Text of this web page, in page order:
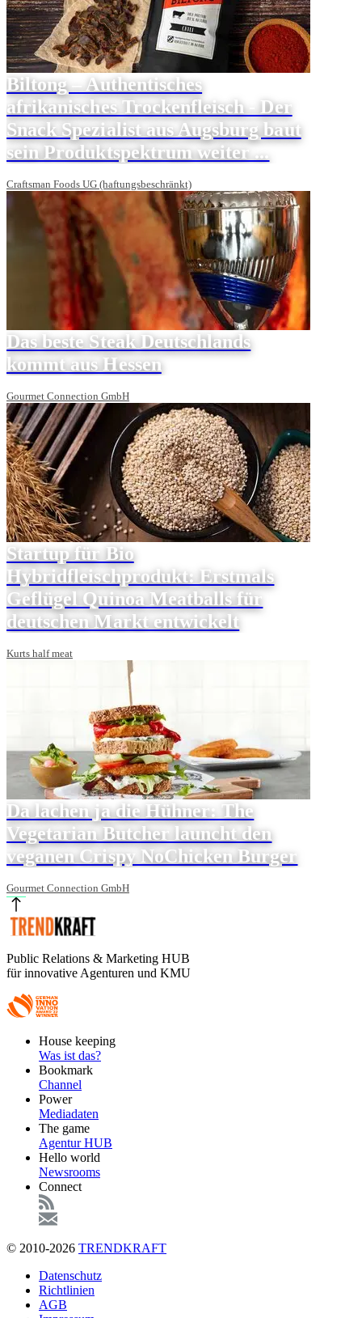
Biltong – Authentisches
afrikanisches Trockenfleisch - Der
Snack Spezialist aus Augsburg baut
sein Produktspektrum weiter ...
Craftsman Foods UG (haftungsbeschränkt)
Das beste Steak Deutschlands
kommt aus Hessen
Gourmet Connection GmbH
Startup für Bio
Hybridfleischprodukt: Erstmals
Geflügel Quinoa Meatballs für
deutschen Markt entwickelt
Kurts half meat
Da lachen ja die Hühner: The
Vegetarian Butcher launcht den
veganen Crispy NoChicken Burger
Gourmet Connection GmbH
Public Relations & Marketing HUB
für innovative Agenturen und KMU
FooterHouse keeping
Was ist das?
Bookmark
Channel
Power
Mediadaten
The game
Agentur HUB
Hello world
Newsrooms
Connect
© 2010-2026 TRENDKRAFT
FußzeileDatenschutz
Richtlinien
AGB